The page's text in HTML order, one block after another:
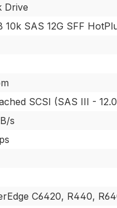
Drive
10k SAS 12G SFF
SCSI (SAS III -
s
C6420, R440,